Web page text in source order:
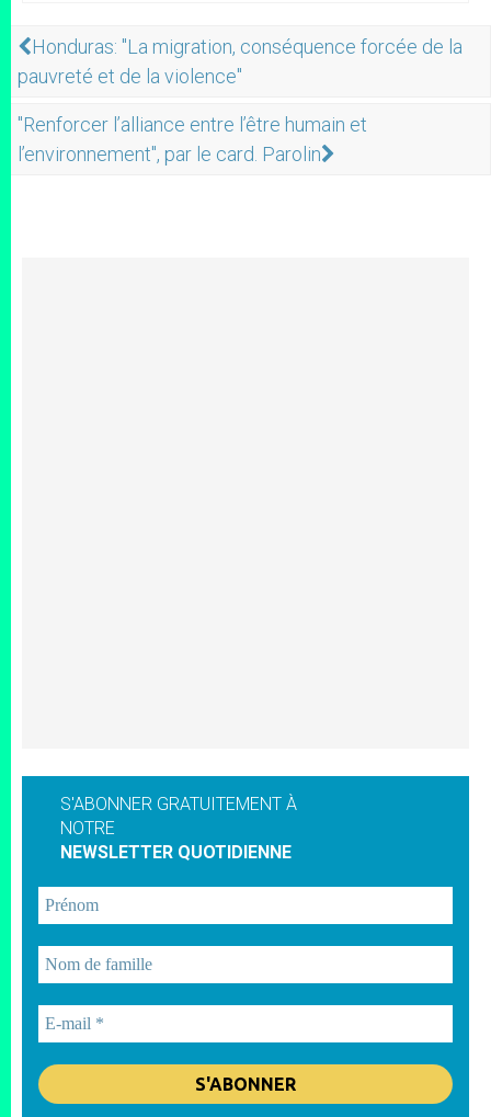
Honduras: "La migration, conséquence forcée de la
pauvreté et de la violence"
"Renforcer l’alliance entre l’être humain et
l’environnement", par le card. Parolin
S'ABONNER GRATUITEMENT À
NOTRE
NEWSLETTER QUOTIDIENNE